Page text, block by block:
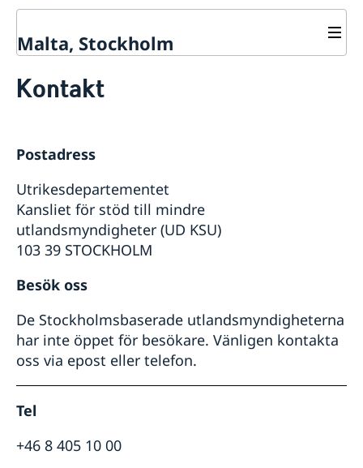
Malta, Stockholm
Kontakt
Nyheter
Kalendarium
Kontakt
Postadress
Utrikesdepartementet
Kansliet för stöd till mindre
utlandsmyndigheter (UD KSU)
103 39 STOCKHOLM
Besök oss
De Stockholmsbaserade utlandsmyndigheterna
har inte öppet för besökare. Vänligen kontakta
oss via epost eller telefon.
Tel
+46 8 405 10 00